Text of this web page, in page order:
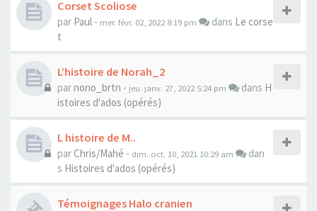
Corset Scoliose
par Paul - mer. févr. 02, 2022 8:19 pm dans Le corse
t
L’histoire de Norah_2
parnono_brtn - jeu. janv. 27, 2022 5:24 pm dans H
istoires d'ados (opérés)
L histoire de M..
parChris/Mahé - dim. oct. 10, 2021 10:29 am
dan
s Histoires d'ados (opérés)
Témoignages Halo cranien